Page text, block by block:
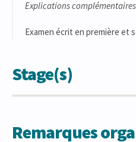
Explications
Examen écrit en première et
Stage(s)
Remarques